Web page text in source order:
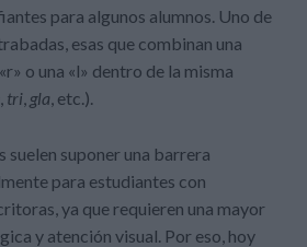
para algunos alumnos. Uno de
esas que combinan una
o una «l» dentro de la misma
, tri, gla, etc.).
suelen suponer una barrera
para estudiantes con
ya que requieren una mayor
y atención visual. Por eso, hoy